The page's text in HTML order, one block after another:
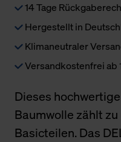
14 Tage
Hergestellt in
Klimaneutraler
Versandkostenfrei ab
Dieses
Baumwolle zählt
Basicteilen. Das